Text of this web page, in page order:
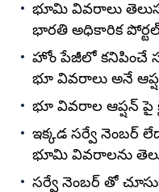
భూమి వివరాలు
భారతి అధికారిక
హోం పేజీలో కనిపించే
భూ వివరాలు అనే
భూ వివరాల ఆప్షన్ పై
ఇక్కడ సర్వే నెంబర్
భూమి వివరాలను
సర్వే నెంబర్ తో